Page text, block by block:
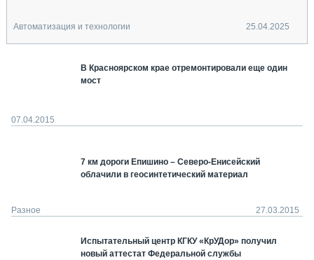
Автоматизация и технологии 25.04.2025
В Красноярском крае отремонтировали еще один
мост
07.04.2015
7 км дороги Епишино – Северо-Енисейский
облачили в геосинтетический материал
Разное 27.03.2015
Испытательный центр КГКУ «КрУДор» получил
новый аттестат Федеральной службы